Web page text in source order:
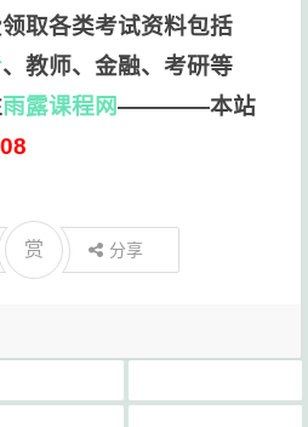
取各类考试资料包括
、教师、金融、考研等
雨露课程网————本站
赏 分享